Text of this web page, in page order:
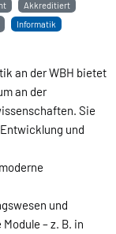
Akkreditiert
Informatik
an der WBH bietet
an der
Sie
und
und
– z. B. in